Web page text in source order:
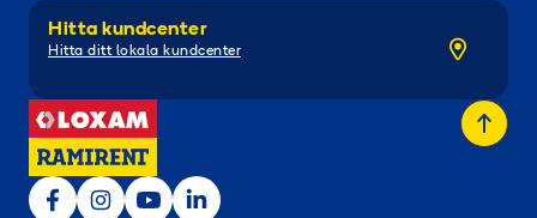
Hitta kundcenter
Hitta ditt lokala kundcenter